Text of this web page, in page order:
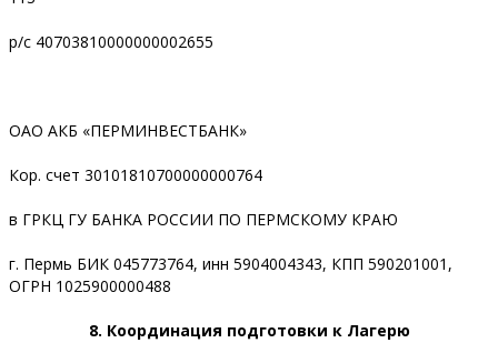
р/с 40703810000000002655
ОАО АКБ «ПЕРМИНВЕСТБАНК»
Кор. счет 30101810700000000764
в ГРКЦ ГУ БАНКА РОССИИ ПО ПЕРМСКОМУ КРАЮ
г. Пермь БИК 045773764, инн 5904004343, КПП 590201001,
ОГРН 1025900000488
8. Координация подготовки к Лагерю